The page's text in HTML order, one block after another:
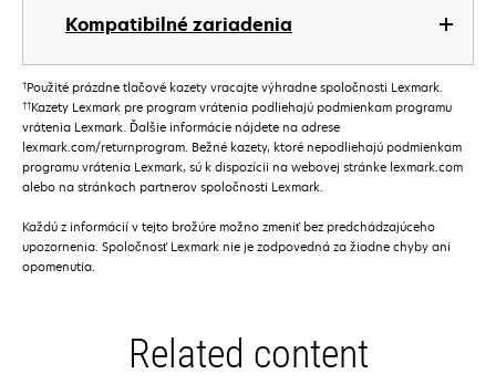
Kompatibilné zariadenia
†Použité prázdne tlačové kazety vracajte výhradne spoločnosti Lexmark.
††Kazety Lexmark pre program vrátenia podliehajú podmienkam programu
vrátenia Lexmark. Ďalšie informácie nájdete na adrese
lexmark.com/returnprogram. Bežné kazety, ktoré nepodliehajú podmienkam
programu vrátenia Lexmark, sú k dispozícii na webovej stránke lexmark.com
alebo na stránkach partnerov spoločnosti Lexmark.
Každú z informácií v tejto brožúre možno zmeniť bez predchádzajúceho
upozornenia. Spoločnosť Lexmark nie je zodpovedná za žiadne chyby ani
opomenutia.
Related content